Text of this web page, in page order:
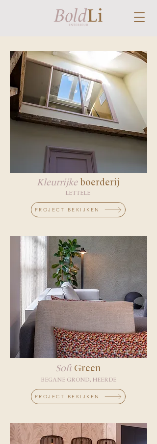
Kleurrijke boerderij
LETTELE
PROJECT BEKIJKEN
SoftGreen
BEGANE GROND, HEERDE
PROJECT BEKIJKEN